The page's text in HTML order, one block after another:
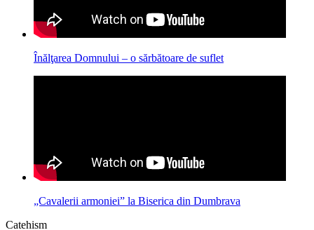
Înălţarea Domnului – o sărbătoare de suflet
„Cavalerii armoniei” la Biserica din Dumbrava
Catehism